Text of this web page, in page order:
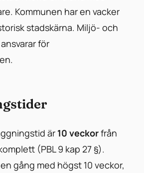
Kommunen har en vacker
stadskärna. Miljö- och
för
är 10 veckorfrån
(PBL 9 kap 27 §).
gång med högst 10 veckor,